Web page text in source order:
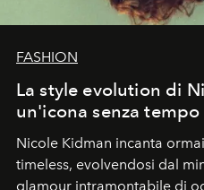
FASHION
La style evolution di
un'icona senza tempo
Nicole Kidman incanta
timeless, evolvendosi dal
glamour intramontabile di